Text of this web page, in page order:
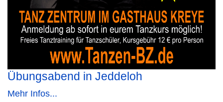
Übungsabend in Jeddeloh
Mehr Infos...